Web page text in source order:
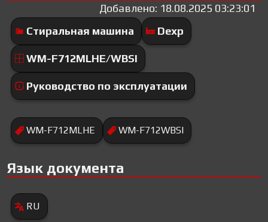
Добавлено: 18.08.2025 03:23:01
Стиральная машина
Dexp
WM-F712MLHE/WBSI
Руководство по эксплуатации
WM-F712MLHE WM-F712WBSI
Язык документа
RU